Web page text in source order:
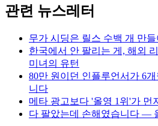
관련 뉴스레터
무가 시딩은 릴스 수백 개 만
한국에서 안 팔리는 게, 해외
미녀의 유턴
80만 원이던 인플루언서가 6
니다
메타 광고보다 '올영 1위'가 먼
다 팔았는데 손해였습니다 —